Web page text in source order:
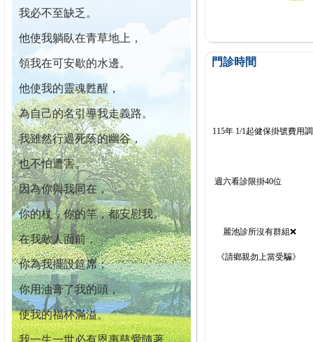
我必不至缺乏。
他使我躺臥在青草地上，
領我在可安歇的水邊。
他使我的靈魂甦醒，
為自己的名引導我走義路。
我雖然行過死蔭的幽谷，
也不怕遭害。
因為你與我同在，
你的杖，你的竿，都安慰我。
在我敵人面前，
你為我擺設筵席；
你用油膏了我的頭，
使我的福杯滿溢。
我一生一世必有恩惠慈愛隨著
門診時間
115年 1/1起健保掛號費用
週六看診限掛40位
麗池診所沒有群組❌
《請鄉親勿上當受騙》